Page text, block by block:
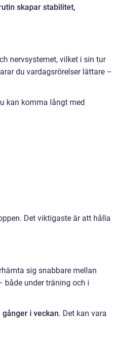
skapar stabilitet,
nervsystemet, vilket i sin tur
du vardagsrörelser lättare –
kan komma långt med
Det viktigaste är att hålla
sig snabbare mellan
både under träning och i
i veckan. Det kan vara